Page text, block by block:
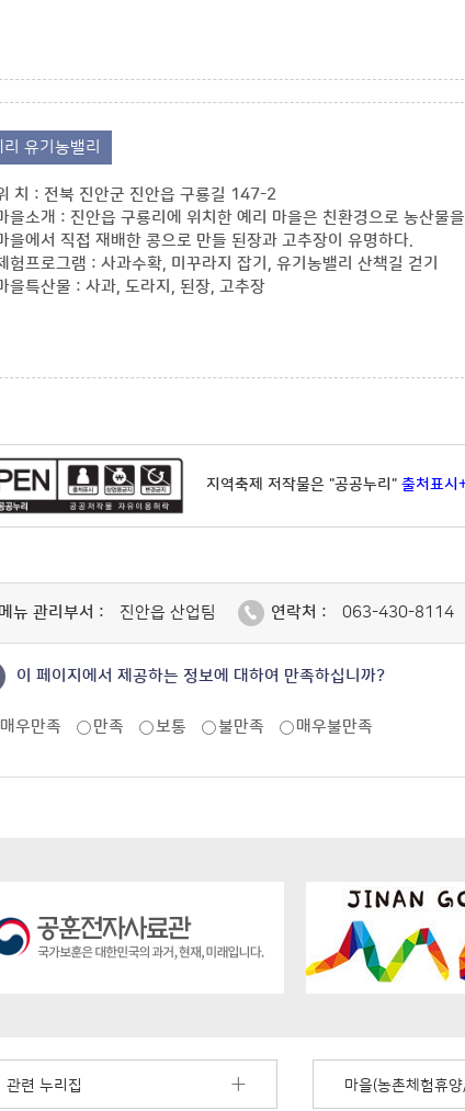
리 유기농밸리
치 : 전북 진안군 진안읍 구룡길 147-2
을소개 : 진안읍 구룡리에 위치한 예리 마을은 친환경으로 농산물
을에서 직접 재배한 콩으로 만들 된장과 고추장이 유명하다.
험프로그램 : 사과수확, 미꾸라지 잡기, 유기농밸리 산책길 걷기
을특산물 : 사과, 도라지, 된장, 고추장
지역축제 저작물은 "공공누리" 출처표시
뉴 관리부서 : 진안읍 산업팀 연락처 : 063-430-8114
이 페이지에서 제공하는 정보에 대하여 만족하십니까?
매우만족 만족 보통 불만족 매우불만족
관련 누리집 마을(농촌체험휴